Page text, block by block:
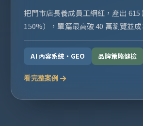
把門市店長養成員工網紅，產出 615
150%），單篇最高破 40 萬瀏覽並成
AI 內容系統・GEO 品牌策略健檢
看完整案例